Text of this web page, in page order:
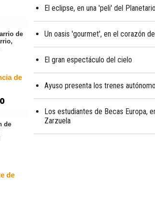
de
de
de
de
El eclipse, en una 'peli' del Planetario
Un oasis 'gourmet', en el corazón
El gran espectáculo del cielo
Ayuso presenta los trenes
Los estudiantes de Becas Europa,
Zarzuela